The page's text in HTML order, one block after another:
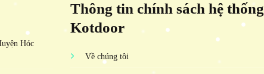
Hóc
Thông tin chính sách hệ thống
Kotdoor
Về chúng tôi